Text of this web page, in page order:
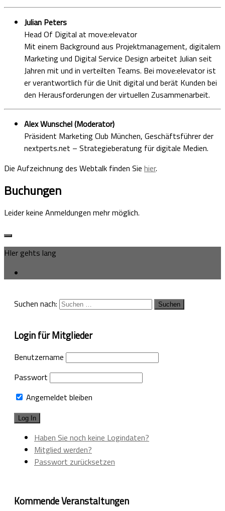
Julian Peters
Head Of Digital at move:elevator
Mit einem Background aus Projektmanagement, digitalem
Marketing und Digital Service Design arbeitet Julian seit
Jahren mit und in verteilten Teams. Bei move:elevator ist
er verantwortlich für die Unit digital und berät Kunden bei
den Herausforderungen der virtuellen Zusammenarbeit.
Alex Wunschel (Moderator)
Präsident Marketing Club München, Geschäftsführer der
nextperts.net – Strategieberatung für digitale Medien.
Die Aufzeichnung des Webtalk finden Sie hier.
Buchungen
Leider keine Anmeldungen mehr möglich.
HIer gehts lang
Suchen nach:
Login für Mitglieder
Benutzername
Passwort
Angemeldet bleiben
Haben Sie noch keine Logindaten?
Mitglied werden?
Passwort zurücksetzen
Kommende Veranstaltungen